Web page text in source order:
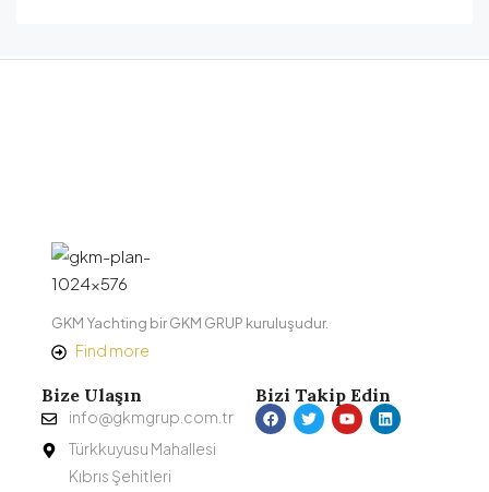
GKM Yachting bir GKM GRUP kuruluşudur.
Find more
Bize Ulaşın
info@gkmgrup.com.tr
Türkkuyusu Mahallesi
Kıbrıs Şehitleri
Bizi Takip Edin